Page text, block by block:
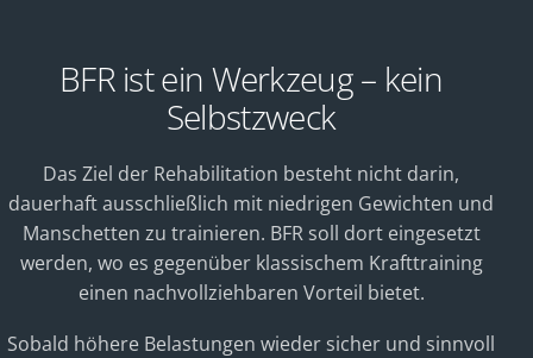
BFR ist ein Werkzeug – kein
Selbstzweck
Das Ziel der Rehabilitation besteht nicht darin,
dauerhaft ausschließlich mit niedrigen Gewichten und
Manschetten zu trainieren. BFR soll dort eingesetzt
werden, wo es gegenüber klassischem Krafttraining
einen nachvollziehbaren Vorteil bietet.
Sobald höhere Belastungen wieder sicher und sinnvoll